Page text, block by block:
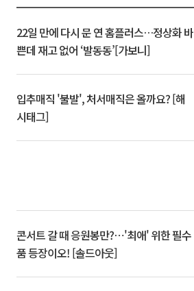
22일 만에 다시 문 연 홈플러스…정상화 바
쁜데 재고 없어 ‘발동동’[가보니]
입추매직 '불발', 처서매직은 올까요? [해
시태그]
콘서트 갈 때 응원봉만?⋯'최애' 위한 필수
품 등장이오! [솔드아웃]